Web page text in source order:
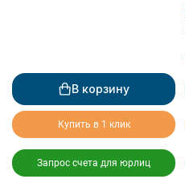
В корзину
Купить в 1 клик
Запрос счета для юрлиц